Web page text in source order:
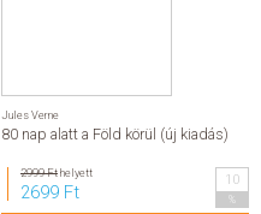
Jules Verne
80 nap alatt a Föld körül (új kiadás)
2999 Fthelyett
2699 Ft
10